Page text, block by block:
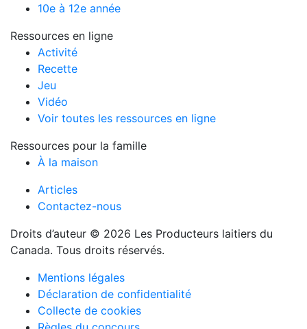
10e à 12e année
Ressources en ligne
Activité
Recette
Jeu
Vidéo
Voir toutes les ressources en ligne
Ressources pour la famille
À la maison
Droits d’auteur © 2026 Les Producteurs laitiers du
Canada. Tous droits réservés.
Mentions légales
Déclaration de confidentialité
Collecte de cookies
Articles
Contactez-nous